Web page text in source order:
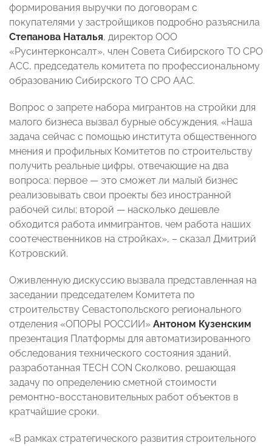
формирования выручки по договорам с
покупателями у застройщиков подробно разъяснила
Степанова Наталья, директор ООО
«Русинтерконсалт», член Совета Сибирского ТО СРО
АСС, председатель комитета по профессиональному
образованию Сибирского ТО СРО ААС.
Вопрос о запрете набора мигрантов на стройки для
малого бизнеса вызвал бурные обсуждения. «Наша
задача сейчас с помощью института общественного
мнения и профильных Комитетов по строительству
получить реальные цифры, отвечающие на два
вопроса: первое — это сможет ли малый бизнес
реализовывать свои проекты без иностранной
рабочей силы; второй — насколько дешевле
обходится работа иммигрантов, чем работа наших
соотечественников на стройках», – сказал Дмитрий
Котровский.
Оживленную дискуссию вызвала представленная на
заседании председателем Комитета по
строительству Севастопольского регионального
отделения «ОПОРЫ РОССИИ» Антоном Кузенским
презентация Платформы для автоматизированного
обследования технического состояния зданий,
разработанная TECH CON Сколково, решающая
задачу по определению сметной стоимости
ремонтно-восстановительных работ объектов в
кратчайшие сроки.
«В рамках стратегического развития строительного